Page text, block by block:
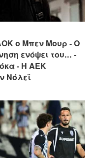
ο Μπεν Μουρ - Ο
ενόψει του... -
- Η ΑΕΚ
Νόλεϊ